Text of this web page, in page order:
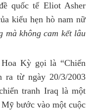
quốc tế Eliot Asher
kiểu hẹn hò nam nữ
mà không cam kết lâu
Kỳ gọi là “Chiến
từ ngày 20/3/2003
tranh Iraq là một
bước vào một cuộc